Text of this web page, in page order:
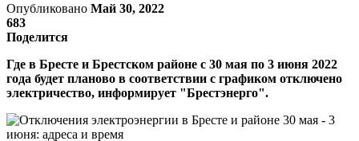
Опубликовано Май 30, 2022
683
Поделится
Где в Бресте и Брестском районе с 30 мая по 3 июня 2022
года будет планово в соответствии с графиком отключено
электричество, информирует "Брестэнерго".